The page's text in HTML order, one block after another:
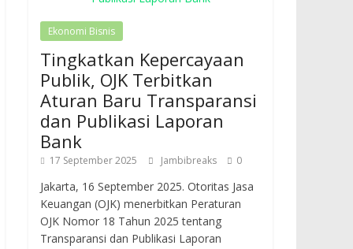
Ekonomi Bisnis
Tingkatkan Kepercayaan
Publik, OJK Terbitkan
Aturan Baru Transparansi
dan Publikasi Laporan
Bank
17 September 2025 Jambibreaks 0
Jakarta, 16 September 2025. Otoritas Jasa
Keuangan (OJK) menerbitkan Peraturan
OJK Nomor 18 Tahun 2025 tentang
Transparansi dan Publikasi Laporan